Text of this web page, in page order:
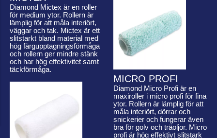
Diamond Mictex är en roller
för medium ytor. Rollern är
lämplig för att måla interiört,
väggar och tak. Mictex är ett
slitstarkt bland material med
hög färgupptagningsförmåga
och rollern ger mindre stänk
och har hög effektivitet samt
täckförmåga.
MICRO PROFI
Diamond Micro Profi är en
maxiroller i micro profi för fina
ytor. Rollern är lämplig för att
måla interiört, dörrar och
snickerier och fungerar även
bra för golv och träoljor. Micro
profi är hög effektivt slitstark